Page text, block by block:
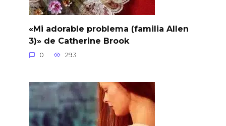
«Mi adorable problema (familia Allen
3)» de Catherine Brook
0 293